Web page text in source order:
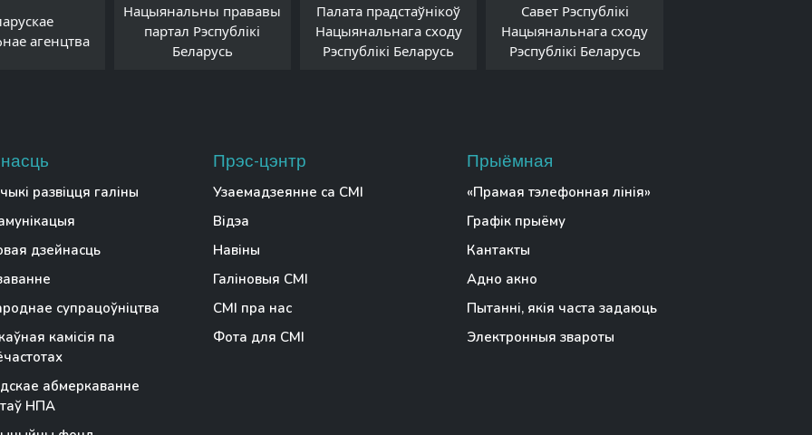
агенцтва
Нацыянальны прававы
партал Рэспублікі
Беларусь
Палата прадстаўнікоў
Нацыянальнага сходу
Рэспублікі Беларусь
Савет Рэспублікі
Нацыянальнага сходу
Рэспублікі Беларусь
развіцця галіны
дзейнасць
супрацоўніцтва
камісія па
абмеркаванне
НПА
Прэс-цэнтр
Узаемадзеянне са СМІ
Відэа
Навіны
Галіновыя СМІ
СМІ пра нас
Фота для СМІ
Прыёмная
«Прамая тэлефонная лінія»
Графік прыёму
Кантакты
Адно акно
Пытанні, якія часта задаюць
Электронныя звароты